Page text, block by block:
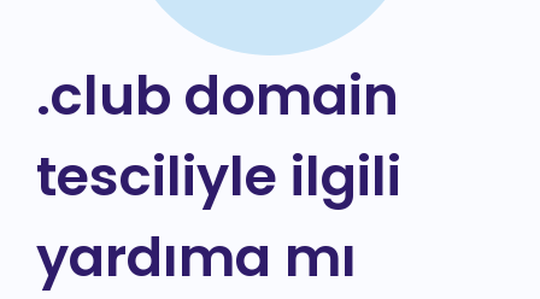
.club domain
tesciliyle ilgili
yardıma mı